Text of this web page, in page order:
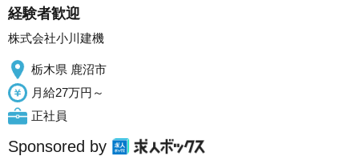
経験者歓迎
株式会社小川建機
栃木県 鹿沼市
月給27万円～
正社員
Sponsored by